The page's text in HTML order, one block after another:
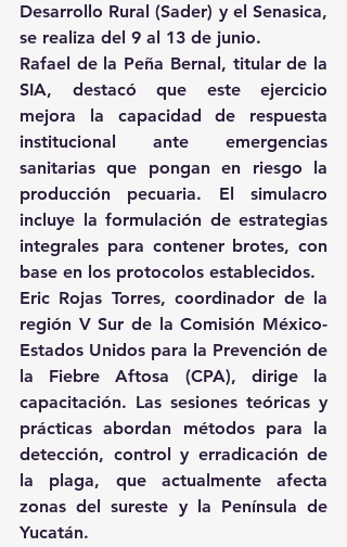
Desarrollo Rural (Sader) y el Senasica,
se realiza del 9 al 13 de junio.
Rafael de la Peña Bernal, titular de la
SIA, destacó que este ejercicio
mejora la capacidad de respuesta
institucional ante emergencias
sanitarias que pongan en riesgo la
producción pecuaria. El simulacro
incluye la formulación de estrategias
integrales para contener brotes, con
base en los protocolos establecidos.
Eric Rojas Torres, coordinador de la
región V Sur de la Comisión México-
Estados Unidos para la Prevención de
la Fiebre Aftosa (CPA), dirige la
capacitación. Las sesiones teóricas y
prácticas abordan métodos para la
detección, control y erradicación de
la plaga, que actualmente afecta
zonas del sureste y la Península de
Yucatán.